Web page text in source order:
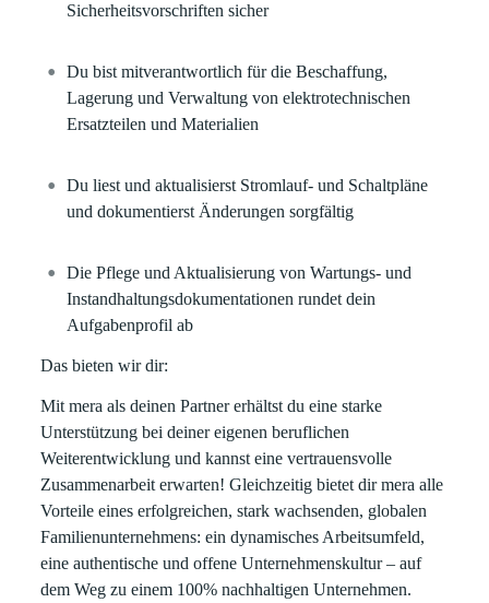
Sicherheitsvorschriften sicher
Du bist mitverantwortlich für die Beschaffung,
Lagerung und Verwaltung von elektrotechnischen
Ersatzteilen und Materialien
Du liest und aktualisierst Stromlauf- und Schaltpläne
und dokumentierst Änderungen sorgfältig
Die Pflege und Aktualisierung von Wartungs- und
Instandhaltungsdokumentationen rundet dein
Aufgabenprofil ab
Das bieten wir dir:
Mit mera als deinen Partner erhältst du eine starke
Unterstützung bei deiner eigenen beruflichen
Weiterentwicklung und kannst eine vertrauensvolle
Zusammenarbeit erwarten! Gleichzeitig bietet dir mera alle
Vorteile eines erfolgreichen, stark wachsenden, globalen
Familienunternehmens: ein dynamisches Arbeitsumfeld,
eine authentische und offene Unternehmenskultur – auf
dem Weg zu einem 100% nachhaltigen Unternehmen.